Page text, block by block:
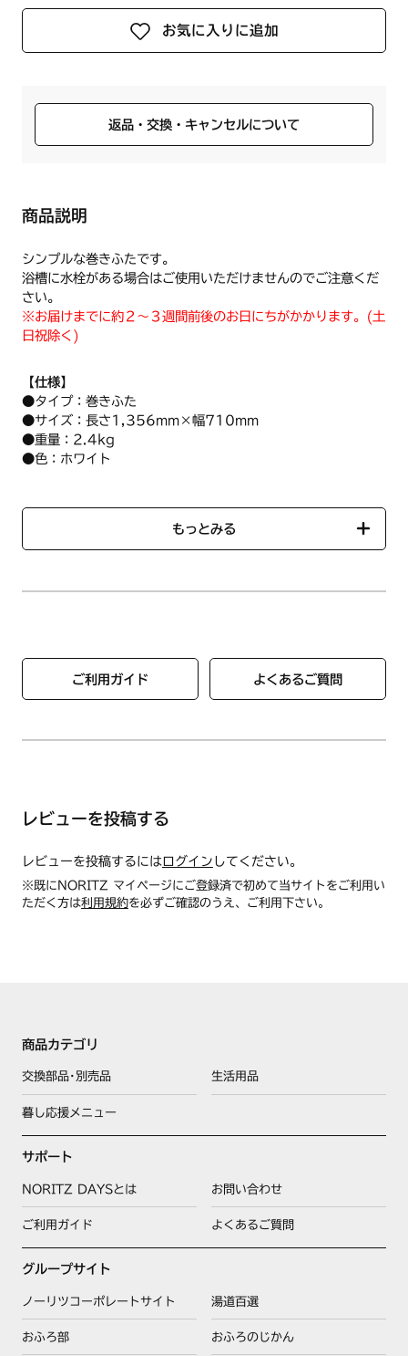
お気に入りに追加
返品・交換・キャンセルについて
商品説明
シンプルな巻きふたです。
浴槽に水栓がある場合はご使用いただけませんのでご注意くだ
さい。
※お届けまでに約２～３週間前後のお日にちがかかります。(土
日祝除く)
【仕様】
●タイプ：巻きふた
●サイズ：長さ1,356mm×幅710mm
●重量：2.4kg
●色：ホワイト
【お手入れのしかた】
・ふろふたを洗うときには、中性の浴槽洗剤をご使用くださ
もっとみる
ご利用ガイド よくあるご質問
レビューを投稿する
レビューを投稿するにはログイン してください。
※既にNORITZ マイページにご登録済で初めて当サイトをご利用い
ただく方は利用規約を必ずご確認のうえ、ご利用下さい。
商品カテゴリ
交換部品･別売品 生活用品
暮し応援メニュー
サポート
NORITZ DAYSとは お問い合わせ
ご利用ガイド よくあるご質問
グループサイト
ノーリツコーポレートサイト 湯道百選
おふろ部 おふろのじかん